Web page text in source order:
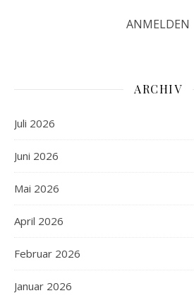
ARCHIV
Juli 2026
Juni 2026
Mai 2026
April 2026
Februar 2026
Januar 2026